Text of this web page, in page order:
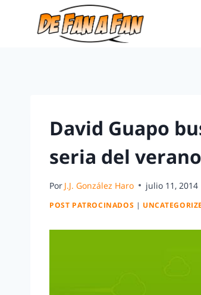
David Guapo
seria del verano
Por J.J. González Haro julio 11, 2014
POST PATROCINADOS |